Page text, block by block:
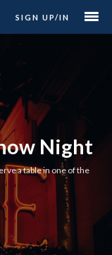
SIGN UP/IN
Night
a table in one of the